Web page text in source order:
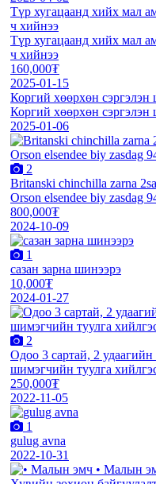
Түр хугацаанд хийх мал
ч хийнээ
Түр хугацаанд хийх мал
ч хийнээ
160,000₮
2025-01-15
Коргий хөөрхөн сэргэлэн
Коргий хөөрхөн сэргэлэн
2025-01-06
2
Britanski chinchilla zarna
Orson elsendee biy zasdag
800,000₮
2024-10-09
1
сазан зарна шинээрэ
10,000₮
2024-01-27
2
Одоо 3 сартай, 2
шимэгчийн туулга
250,000₮
2022-11-05
1
gulug avna
2022-10-31